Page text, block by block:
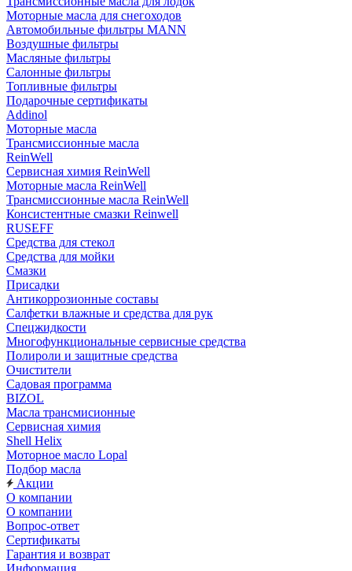
Моторные масла для снегоходов
Автомобильные фильтры MANN
Воздушные фильтры
Масляные фильтры
Салонные фильтры
Топливные фильтры
Подарочные сертификаты
Addinol
Моторные масла
Трансмиссионные масла
ReinWell
Сервисная химия ReinWell
Моторные масла ReinWell
Трансмиссионные масла ReinWell
Консистентные смазки Reinwell
RUSEFF
Средства для стекол
Средства для мойки
Смазки
Присадки
Антикоррозионные составы
Салфетки влажные и средства для рук
Спецжидкости
Многофункциональные сервисные средства
Полироли и защитные средства
Очистители
Садовая программа
BIZOL
Масла трансмисионные
Сервисная химия
Shell Helix
Моторное масло Lopal
Подбор масла
Акции
О компании
О компании
Вопрос-ответ
Сертификаты
Гарантия и возврат
Информация